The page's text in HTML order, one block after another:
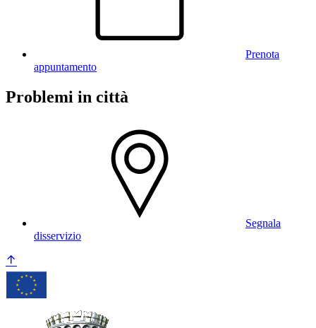
Prenota
appuntamento
Problemi in città
Segnala
disservizio